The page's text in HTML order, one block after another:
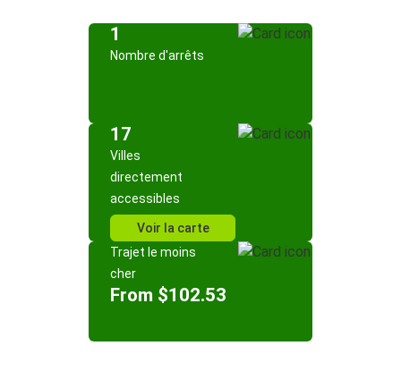
1
Nombre d'arrêts
17
Villes
directement
accessibles
Voir la carte
Trajet le moins
cher
From $102.53